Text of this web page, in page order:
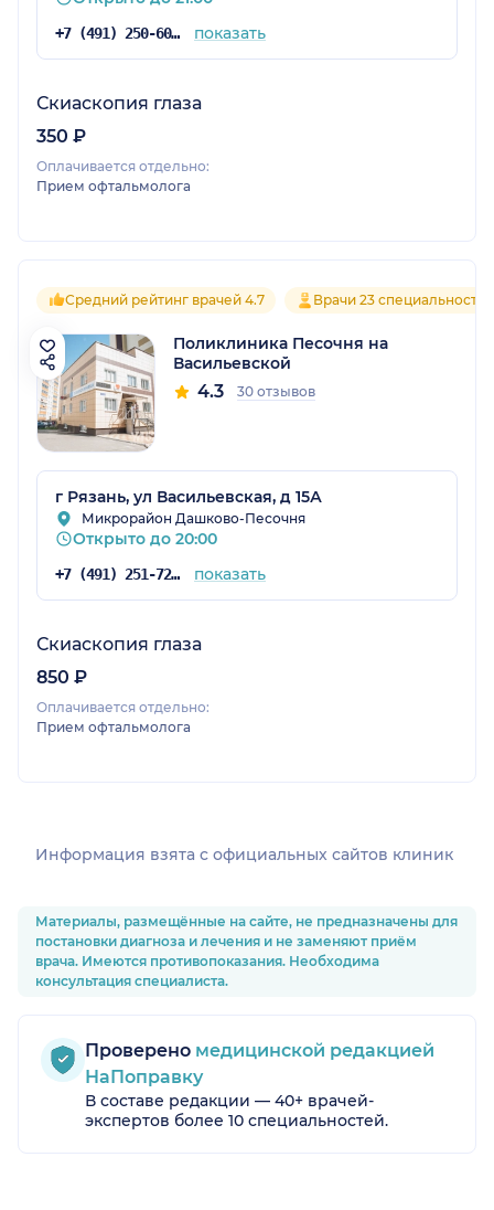
+7 (491) 250-60-10 показать
Скиаскопия глаза
350 ₽
Оплачивается отдельно:
Прием офтальмолога
Средний рейтинг врачей 4.7 Врачи 23 специальностей
Поликлиника Песочня на
Васильевской
4.3 30 отзывов
г Рязань, ул Васильевская, д 15А
Микрорайон Дашково-Песочня
Открыто до 20:00
+7 (491) 251-72-22 показать
Скиаскопия глаза
850 ₽
Оплачивается отдельно:
Прием офтальмолога
Информация взята c официальных сайтов клиник
Материалы, размещённые на сайте, не предназначены для
постановки диагноза и лечения и не заменяют приём
врача. Имеются противопоказания. Необходима
консультация специалиста.
Проверено медицинской редакцией
НаПоправку
В составе редакции — 40+ врачей-
экспертов более 10 специальностей.